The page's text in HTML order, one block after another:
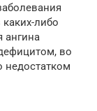
либо
ангина
во
недостатком